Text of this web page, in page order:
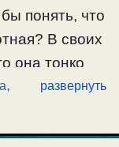
понять, что
В своих
она тонко
элементы
, развернуть